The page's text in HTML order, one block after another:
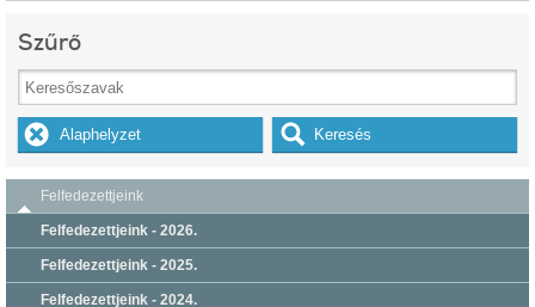
Szűrő
Felfedezettjeink
Felfedezettjeink - 2026.
Felfedezettjeink - 2025.
Felfedezettjeink - 2024.